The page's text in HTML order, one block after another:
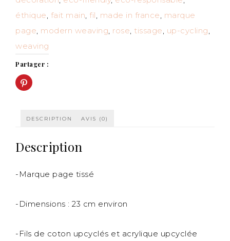
éthique fait main fil made in france marque
page modern weaving rose tissage up-cycling
weaving
Partager :
Cliquez
pour
une
DESCRIPTION AVIS (0)
Description
-Marque page tissé
-Dimensions : 23 cm environ
-Fils de coton upcyclés et acrylique upcyclée